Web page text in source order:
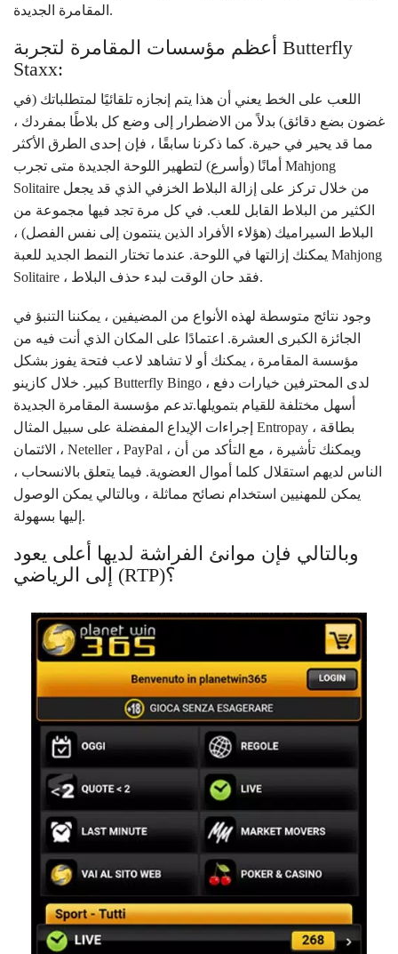
المقامرة الجديدة.
أعظم مؤسسات المقامرة لتجربة Butterfly
Staxx:
اللعب على الخط يعني أن هذا يتم إنجازه تلقائيًا لمتطلباتك (في
غضون بضع دقائق) بدلاً من الاضطرار إلى وضع كل بلاطًا بمفردك ،
مما قد يحير في حيرة. كما ذكرنا سابقًا ، فإن إحدى الطرق الأكثر
أمانًا (وأسرع) لتطهير اللوحة الجديدة متى تجرب Mahjong
Solitaire من خلال تركز على إزالة البلاط الخزفي الذي قد يجعل
الكثير من البلاط القابل للعب. في كل مرة تجد فيها مجموعة من
البلاط السيراميك (هؤلاء الأفراد الذين ينتمون إلى نفس الفصل) ،
يمكنك إزالتها في اللوحة. عندما تختار النمط الجديد للعبة Mahjong
Solitaire ، فقد حان الوقت لبدء حذف البلاط.
وجود نتائج متوسطة لهذه الأنواع من المضيفين ، يمكننا التنبؤ في
الجائزة الكبرى العشرة. اعتمادًا على المكان الذي أنت فيه من
مؤسسة المقامرة ، يمكنك أو لا تشاهد لاعب فتحة يفوز بشكل
كبير. خلال كازينو Butterfly Bingo ، لدى المحترفين خيارات دفع
أسهل مختلفة للقيام بتمويلها.تدعم مؤسسة المقامرة الجديدة
إجراءات الإيداع المفضلة على سبيل المثال Entropay ، بطاقة
الائتمان ، Neteller ، PayPal ، ويمكنك تأشيرة ، مع التأكد من أن
الناس لديهم استقلال كلما أموال العضوية. فيما يتعلق بالانسحاب ،
يمكن للمهنيين استخدام نصائح مماثلة ، وبالتالي يمكن الوصول
إليها بسهولة.
وبالتالي فإن موانئ الفراشة لديها أعلى يعود
إلى الرياضي (RTP)؟